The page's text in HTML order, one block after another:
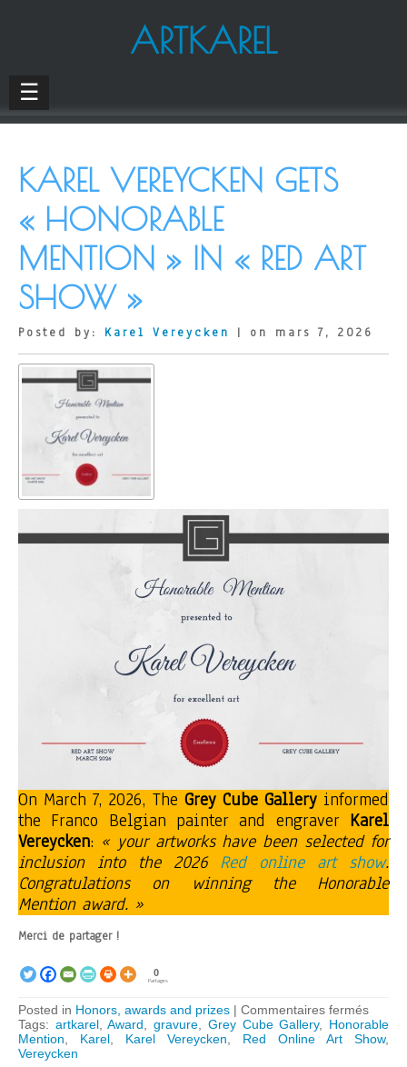
ARTKAREL
☰
KAREL VEREYCKEN GETS
« HONORABLE
MENTION » IN « RED ART
SHOW »
Posted by: Karel Vereycken | on mars 7, 2026
On March 7, 2026, The Grey Cube Galleryinformed
the Franco Belgian painter and engraver Karel
Vereycken: « your artworks have been selected for
inclusion into the 2026 Red online art show.
Congratulations on winning the Honorable
Mention award. »
Merci de partager !
0
Partages
Posted in Honors, awards and prizes | Commentaires ferméssur
Karel
Tags: artkarel,Award ,gravure Grey Cube Gallery, Honorable
Mention
Karel Karel Vereycken Red Online Art Show,
Vereycken